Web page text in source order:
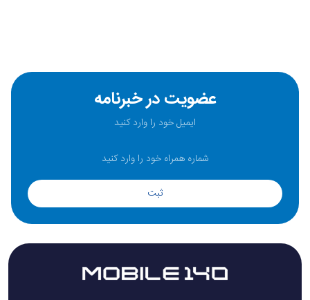
عضویت در خبرنامه
ثبت